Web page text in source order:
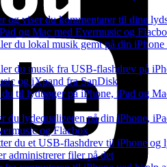
og viser du kommentarer til dine
og Mac med Evermusic og
du lokal musik gemt på din iPhone
du musik fra USB-flashdrev på
og iXpand fra SanDisk
du til lydbøger på iPhone, iPad og
du lydequalizeren på din iPhone,
og Flacbox
du et USB-flashdrev til iPhone og
administrerer filer på det